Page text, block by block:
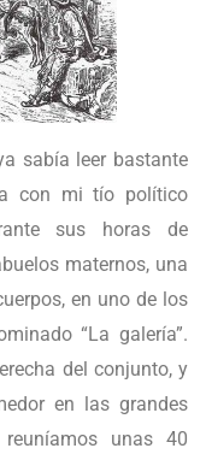
sabía leer bastante
con mi tío político
sus horas de
maternos, una
en uno de los
“La galería”.
del conjunto, y
en las grandes
unas 40